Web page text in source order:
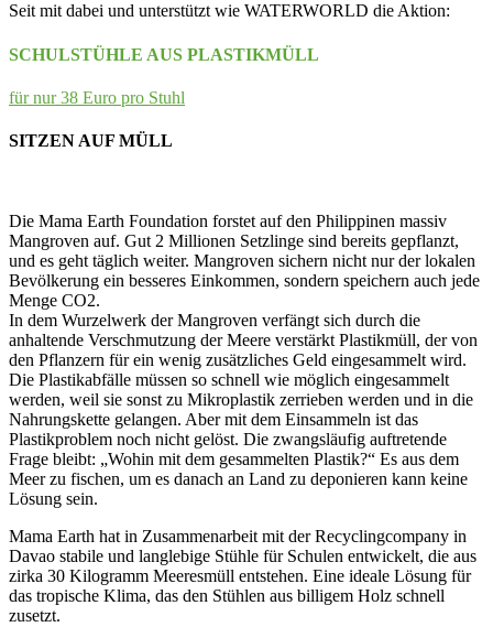
Seit mit dabei und unterstützt wie WATERWORLD die Aktion:
SCHULSTÜHLE AUS PLASTIKMÜLL
für nur 38 Euro pro Stuhl
SITZEN AUF MÜLL
Die Mama Earth Foundation forstet auf den Philippinen massiv
Mangroven auf. Gut 2 Millionen Setzlinge sind bereits gepflanzt,
und es geht täglich weiter. Mangroven sichern nicht nur der lokalen
Bevölkerung ein besseres Einkommen, sondern speichern auch jede
Menge CO2.
In dem Wurzelwerk der Mangroven verfängt sich durch die
anhaltende Verschmutzung der Meere verstärkt Plastikmüll, der von
den Pflanzern für ein wenig zusätzliches Geld eingesammelt wird.
Die Plastikabfälle müssen so schnell wie möglich eingesammelt
werden, weil sie sonst zu Mikroplastik zerrieben werden und in die
Nahrungskette gelangen. Aber mit dem Einsammeln ist das
Plastikproblem noch nicht gelöst. Die zwangsläufig auftretende
Frage bleibt: „Wohin mit dem gesammelten Plastik?“ Es aus dem
Meer zu fischen, um es danach an Land zu deponieren kann keine
Lösung sein.
Mama Earth hat in Zusammenarbeit mit der Recyclingcompany in
Davao stabile und langlebige Stühle für Schulen entwickelt, die aus
zirka 30 Kilogramm Meeresmüll entstehen. Eine ideale Lösung für
das tropische Klima, das den Stühlen aus billigem Holz schnell
zusetzt.